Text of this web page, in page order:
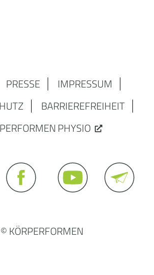
PRESSE
IMPRESSUM
BARRIEREFREIHEIT
PHYSIO
© KÖRPERFORMEN